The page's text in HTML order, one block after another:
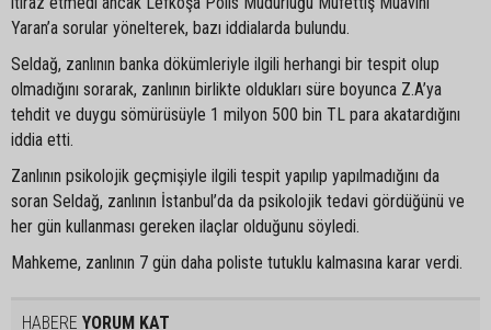
Yaran’a sorular yönelterek, bazı iddialarda bulundu.
Seldağ, zanlının banka dökümleriyle ilgili herhangi bir tespit olup
olmadığını sorarak, zanlının birlikte oldukları süre boyunca Z.A’ya
tehdit ve duygu sömürüsüyle 1 milyon 500 bin TL para akatardığını
iddia etti.
Zanlının psikolojik geçmişiyle ilgili tespit yapılıp yapılmadığını da
soran Seldağ, zanlının İstanbul’da da psikolojik tedavi gördüğünü ve
her gün kullanması gereken ilaçlar olduğunu söyledi.
Mahkeme, zanlının 7 gün daha poliste tutuklu kalmasına karar verdi.
HABERE YORUM KAT